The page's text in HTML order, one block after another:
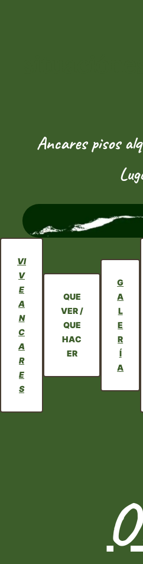
Ancares pisos
VI
V
E
A
N
C
A
R
E
S
QUE
VER /
QUE
HAC
ER
G
A
L
E
R
Í
A